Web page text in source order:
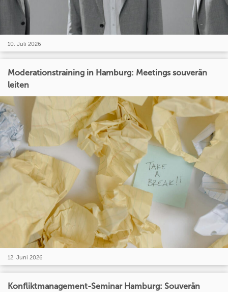
10. Juli 2026
Moderationstraining in Hamburg: Meetings souverän
leiten
12. Juni 2026
Konfliktmanagement-Seminar Hamburg: Souverän